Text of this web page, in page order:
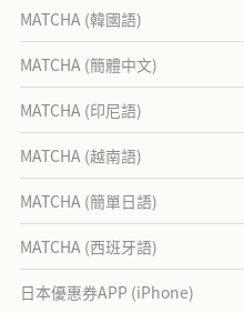
MATCHA (韓國語)
MATCHA (簡體中文)
MATCHA (印尼語)
MATCHA (越南語)
MATCHA (簡單日語)
MATCHA (西班牙語)
日本優惠券APP (iPhone)